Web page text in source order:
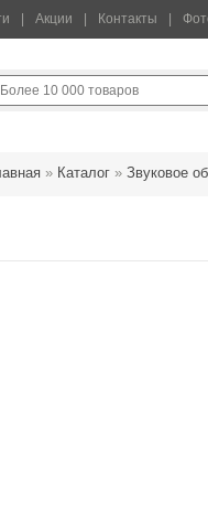
Акции Контакты
» Каталог » Звуковое